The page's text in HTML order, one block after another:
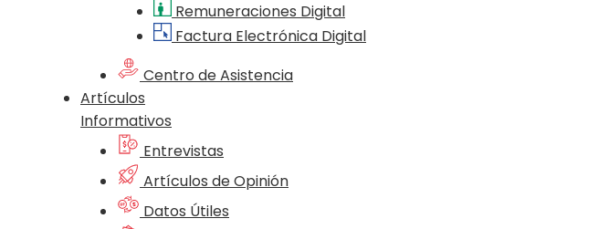
Remuneraciones Digital
Factura Electrónica Digital
Centro de Asistencia
Artículos
Informativos
Entrevistas
Artículos de Opinión
Datos Útiles